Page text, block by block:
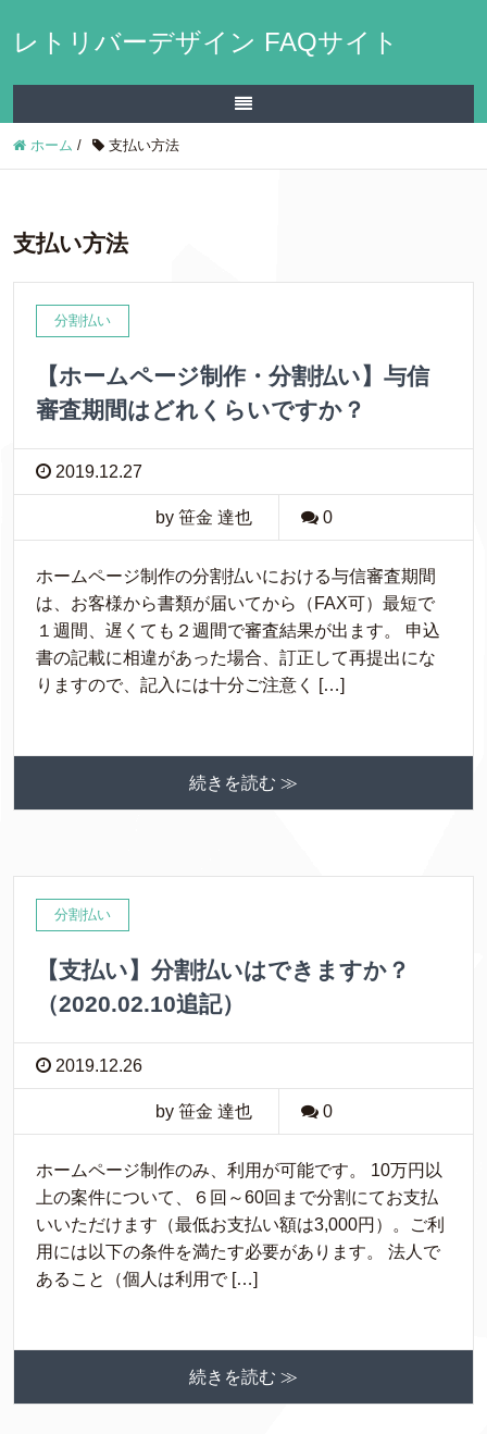
レトリバーデザイン FAQサイト
ホーム / 支払い方法
支払い方法
分割払い
【ホームページ制作・分割払い】与信
審査期間はどれくらいですか？
2019.12.27
by 笹金 達也 0
ホームページ制作の分割払いにおける与信審査期間
は、お客様から書類が届いてから（FAX可）最短で
１週間、遅くても２週間で審査結果が出ます。 申込
書の記載に相違があった場合、訂正して再提出にな
りますので、記入には十分ご注意く […]
続きを読む ≫
分割払い
【支払い】分割払いはできますか？
（2020.02.10追記）
2019.12.26
by 笹金 達也 0
ホームページ制作のみ、利用が可能です。 10万円以
上の案件について、６回～60回まで分割にてお支払
いいただけます（最低お支払い額は3,000円）。ご利
用には以下の条件を満たす必要があります。 法人で
あること（個人は利用で […]
続きを読む ≫